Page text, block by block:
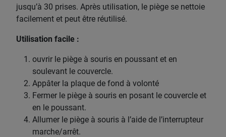
jusqu’à 30 prises. Après utilisation, le piège se nettoie
facilement et peut être réutilisé.
Utilisation facile :
ouvrir le piège à souris en poussant et en
soulevant le couvercle.
Appâter la plaque de fond à volonté
Fermer le piège à souris en posant le couvercle et
en le poussant.
Allumer le piège à souris à l’aide de l’interrupteur
marche/arrêt.